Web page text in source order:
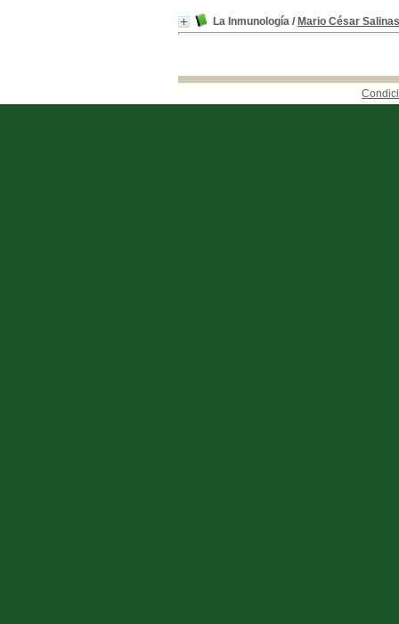
La Inmunología / Mario César